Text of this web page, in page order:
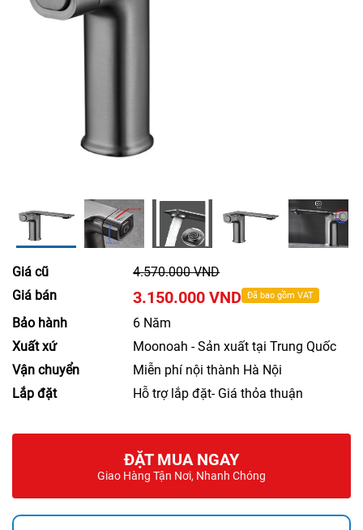
Giá cũ
4.570.000 VND
Giá bán
3.150.000 VND Đã bao gồm VAT
Bảo hành
6 Năm
Xuất xứ
Moonoah - Sản xuất tại Trung Quốc
Vận chuyển
Miễn phí nội thành Hà Nội
Lắp đặt
Hỗ trợ lắp đặt- Giá thỏa thuận
ĐẶT MUA NGAY
Giao Hàng Tận Nơi, Nhanh Chóng